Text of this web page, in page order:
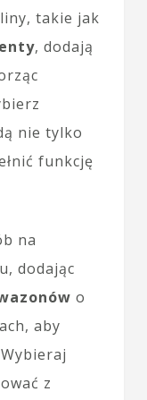
takie jak
, dodają
nie tylko
funkcję
na
dodając
o
aby
z